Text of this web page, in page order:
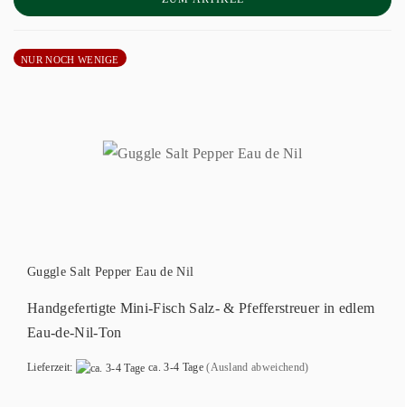
NUR NOCH WENIGE
Guggle Salt Pepper Eau de Nil
Handgefertigte Mini-Fisch Salz- & Pfefferstreuer in edlem
Eau-de-Nil-Ton
Lieferzeit: ca. 3-4 Tage (Ausland abweichend)